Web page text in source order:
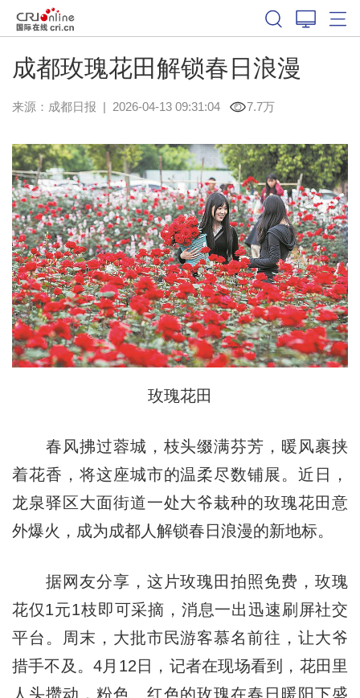
成都玫瑰花田解锁春日浪漫
来源： 成都日报 | 2026-04-13 09:31:04 7.7万
玫瑰花田
春风拂过蓉城，枝头缀满芬芳，暖风裹挟
着花香，将这座城市的温柔尽数铺展。近日，
龙泉驿区大面街道一处大爷栽种的玫瑰花田意
外爆火，成为成都人解锁春日浪漫的新地标。
据网友分享，这片玫瑰田拍照免费，玫瑰
花仅1元1枝即可采摘，消息一出迅速刷屏社交
平台。周末，大批市民游客慕名前往，让大爷
措手不及。4月12日，记者在现场看到，花田里
人头攒动，粉色、红色的玫瑰在春日暖阳下盛